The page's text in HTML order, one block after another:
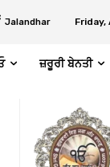
Jalandhar
ਜ਼ਰੂਰੀ ਬੇਨਤੀ